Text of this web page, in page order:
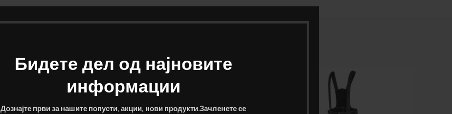
Бидете дел од најновите
информации
Дознајте први за нашите попусти, акции, нови продукти.Зачленете се